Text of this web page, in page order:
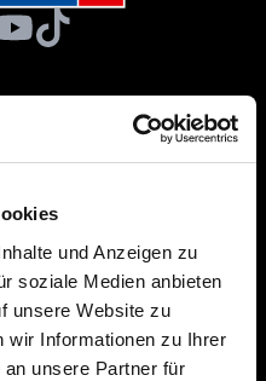
und Anzeigen zu
soziale Medien anbieten
unsere Website zu
wir Informationen zu Ihrer
unsere Partner für